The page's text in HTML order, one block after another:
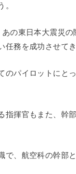
。
の東日本大震災
任務を成功させて
のパイロットにと
指揮官もまた、幹
で、航空科の幹部